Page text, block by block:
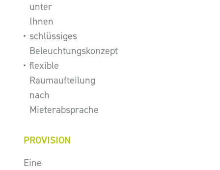
unter
Ihnen
schlüssiges
Beleuchtungskonzept
flexible
Raumaufteilung
nach
Mieterabsprache
PROVISION
Eine